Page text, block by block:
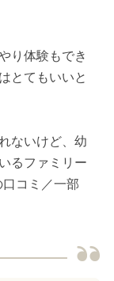
り体験もでき
とてもいいと
ないけど、幼
るファミリー
コミ／一部